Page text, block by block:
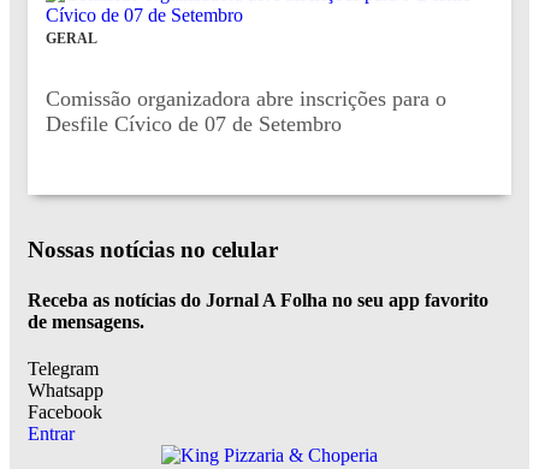
GERAL
Comissão organizadora abre inscrições para o
Desfile Cívico de 07 de Setembro
Nossas notícias no celular
Receba as notícias do Jornal A Folha no seu app favorito
de mensagens.
Telegram
Whatsapp
Facebook
Entrar